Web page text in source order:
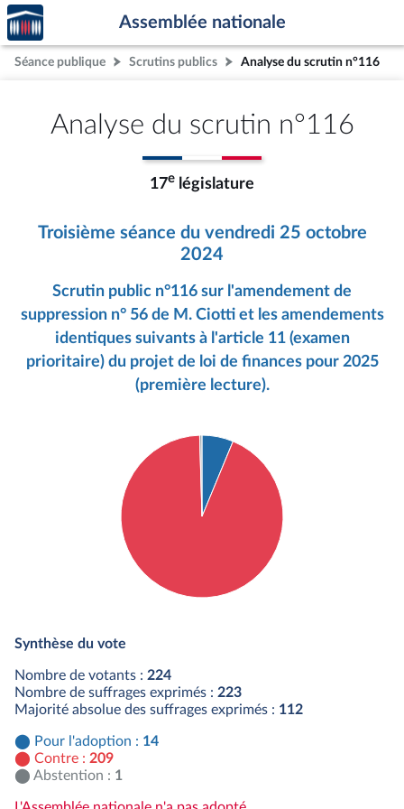
Aller au contenu
Aller en bas de la page
Accèder
à la
page
d'accueil
Assemblée nationale
Séance publique Scrutins publics Analyse du scrutin n°116
Analyse du scrutin n°116
17e législature
Troisième séance du vendredi 25 octobre
2024
Scrutin public n°116 sur l'amendement de
suppression n° 56 de M. Ciotti et les amendements
identiques suivants à l'article 11 (examen
prioritaire) du projet de loi de finances pour 2025
(première lecture).
Synthèse du vote
Nombre de votants : 224
Nombre de suffrages exprimés : 223
Majorité absolue des suffrages exprimés : 112
Pour l'adoption : 14
Contre : 209
Abstention : 1